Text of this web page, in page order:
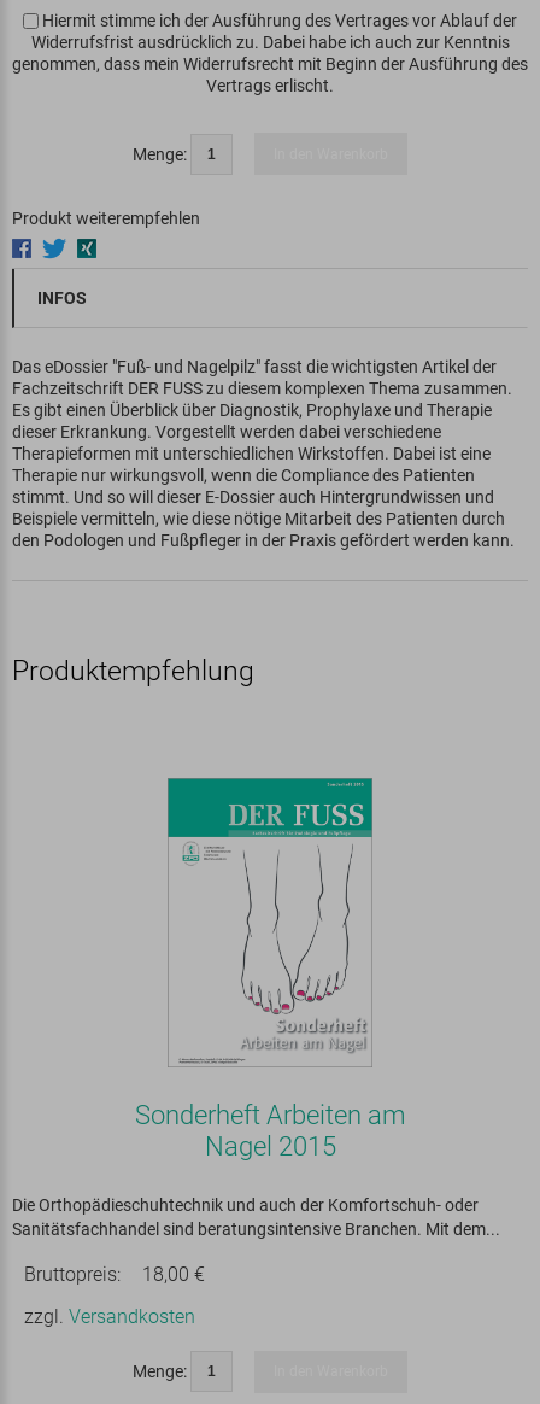
Hiermit stimme ich der Ausführung des Vertrages vor Ablauf der
Widerrufsfrist ausdrücklich zu. Dabei habe ich auch zur Kenntnis
genommen, dass mein Widerrufsrecht mit Beginn der Ausführung des
Vertrags erlischt.
Menge:
Produkt weiterempfehlen
INFOS
Das eDossier "Fuß- und Nagelpilz" fasst die wichtigsten Artikel der
Fachzeitschrift DER FUSS zu diesem komplexen Thema zusammen.
Es gibt einen Überblick über Diagnostik, Prophylaxe und Therapie
dieser Erkrankung. Vorgestellt werden dabei verschiedene
Therapieformen mit unterschiedlichen Wirkstoffen. Dabei ist eine
Therapie nur wirkungsvoll, wenn die Compliance des Patienten
stimmt. Und so will dieser E-Dossier auch Hintergrundwissen und
Beispiele vermitteln, wie diese nötige Mitarbeit des Patienten durch
den Podologen und Fußpfleger in der Praxis gefördert werden kann.
Produktempfehlung
Sonderheft Arbeiten am
Nagel 2015
Die Orthopädieschuhtechnik und auch der Komfortschuh- oder
Sanitätsfachhandel sind beratungsintensive Branchen. Mit dem...
Bruttopreis:
18,00 €
zzgl. Versandkosten
Menge: